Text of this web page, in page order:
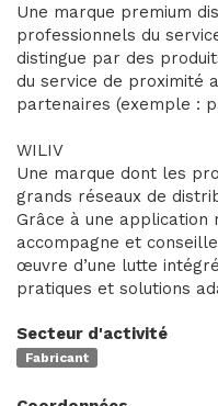
Une marque premium
professionnels du
distingue par des
du service de proximité
partenaires (exemple :
WILIV
Une marque dont les
grands réseaux de
Grâce à une application
accompagne et
œuvre d’une lutte
pratiques et solutions
Secteur d'activité
Fabricant